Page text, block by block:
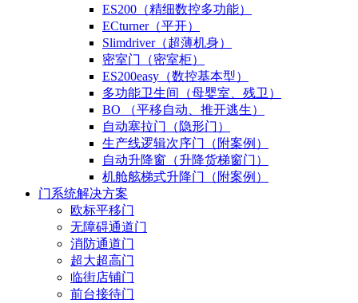
ES200（精细数控多功能）
ECturner（平开）
Slimdriver（超薄机身）
密室门（密室柜）
ES200easy（数控基本型）
多功能卫生间（母婴室、残卫）
BO （平移自动、推开逃生）
自动塞拉门（隐形门）
生产线逻辑次序门（附案例）
自动升降窗（升降货梯窗门）
机舱舷梯式升降门（附案例）
门系统解决方案
欧标平移门
无障碍通道门
消防通道门
超大超高门
临街店铺门
前台接待门